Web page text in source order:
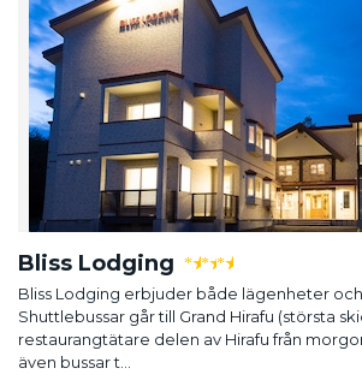
Bliss Lodging ★★★
Bliss Lodging erbjuder både lägenheter
Shuttlebussar går till Grand Hirafu (största
restaurangtätare delen av Hirafu från
även bussar t...